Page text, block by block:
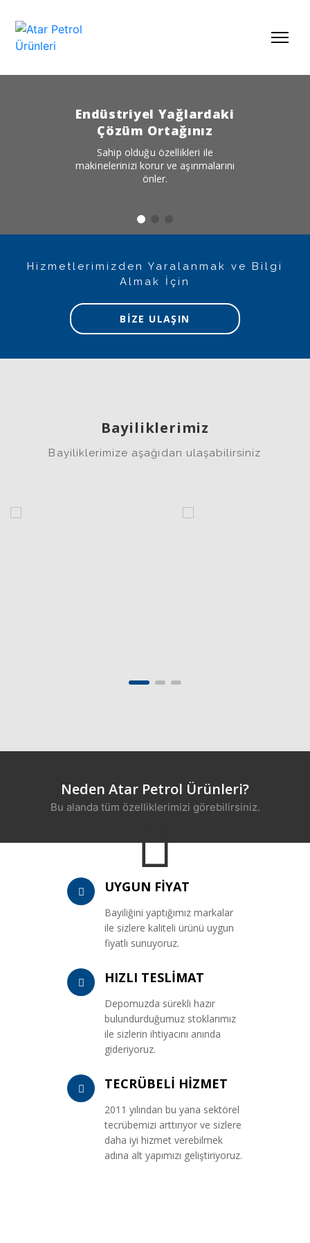
Endüstriyel Yağlardaki
Çözüm Ortağınız
Sahip olduğu özellikleri ile
makinelerinizi korur ve aşınmalarını
önler.
Hizmetlerimizden Yaralanmak ve Bilgi
Almak İçin
BİZE ULAŞIN
Bayiliklerimiz
Bayiliklerimize aşağıdan ulaşabilirsiniz
Neden Atar Petrol Ürünleri?
Bu alanda tüm özelliklerimizi görebilirsiniz.
UYGUN FİYAT
Bayiliğini yaptığımız markalar
ile sizlere kaliteli ürünü uygun
fiyatlı sunuyoruz.
HIZLI TESLİMAT
Depomuzda sürekli hazır
bulundurduğumuz stoklarımız
ile sizlerin ihtiyacını anında
gideriyoruz.
TECRÜBELİ HİZMET
2011 yılından bu yana sektörel
tecrübemizi arttırıyor ve sizlere
daha iyi hizmet verebilmek
adına alt yapımızı geliştiriyoruz.